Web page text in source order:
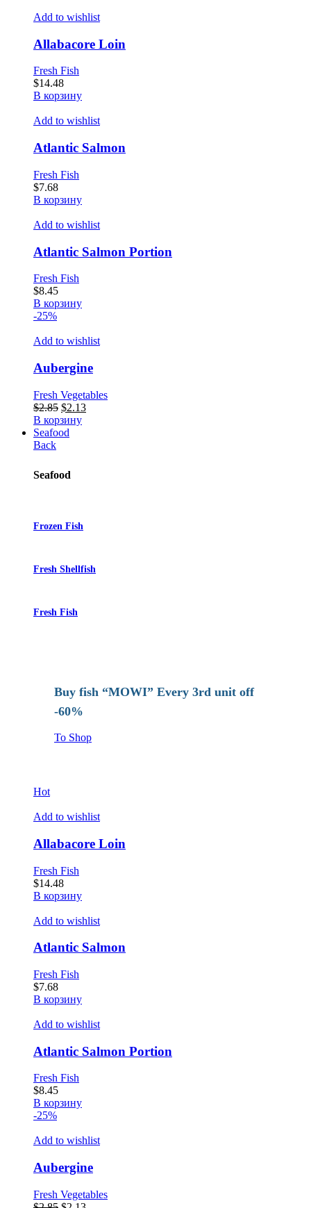
Add to wishlist
Allabacore Loin
Fresh Fish
$14.48
В корзину
Add to wishlist
Atlantic Salmon
Fresh Fish
$7.68
В корзину
Add to wishlist
Atlantic Salmon Portion
Fresh Fish
$8.45
В корзину
-25%
Add to wishlist
Aubergine
Fresh Vegetables
$2.85 Первоначальная
цена
составляла
$2.13Текущая
В корзину
Seafood
Back
Seafood
Frozen Fish
Fresh Shellfish
Fresh Fish
Buy fish “MOWI” Every 3rd unit off
-60%
To Shop
Hot
Add to wishlist
Allabacore Loin
Fresh Fish
$14.48
В корзину
Add to wishlist
Atlantic Salmon
Fresh Fish
$7.68
В корзину
Add to wishlist
Atlantic Salmon Portion
Fresh Fish
$8.45
В корзину
-25%
Add to wishlist
Aubergine
Fresh Vegetables